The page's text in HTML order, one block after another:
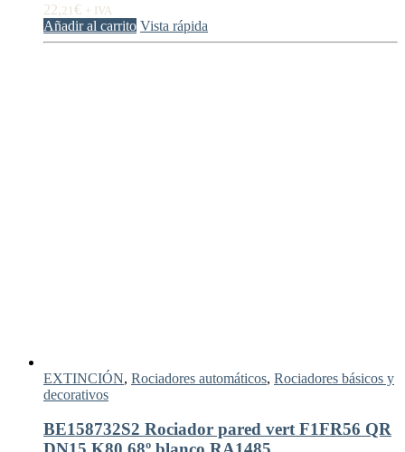
22,21 € + IVA
Añadir al carrito Vista rápida
EXTINCIÓN, Rociadores automáticos, Rociadores básicos y
decorativos
BE158732S2 Rociador pared vert F1FR56 QR